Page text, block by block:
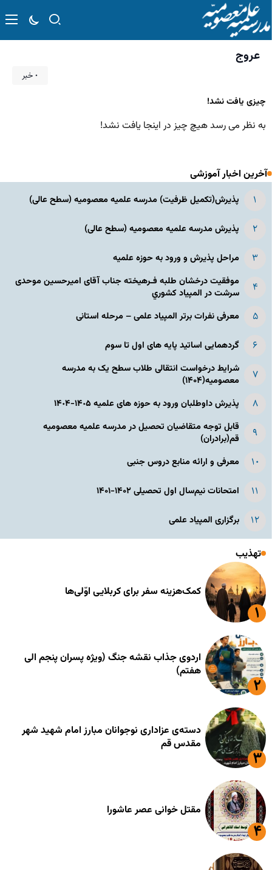
عروج
۰ خبر
چیزی یافت نشد!
به نظر می رسد هیچ چیز در اینجا یافت نشد!
آخرین اخبار آموزشی
پذیرش(تکمیل ظرفیت) مدرسه علمیه معصومیه‌ (سطح عالی)
پذیرش مدرسه علمیه معصومیه‌ (سطح عالی)
مراحل پذیرش و ورود به حوزه علمیه
موفقیت درخشان طلبه فـرهیخته جناب آقای امیرحسین موحدی
سرشت در المپياد كشوري
معرفی نفرات برتر المپیاد علمی – مرحله استانی
گردهمایی اساتید پایه های اول تا سوم
شرایط درخواست انتقالی طلاب سطح یک به مدرسه
معصومیه(۱۴۰۴)
پذیرش داوطلبان ورود به حوزه های علمیه ١۴٠۵-١۴٠۴
قابل توجه متقاضیان تحصیل در مدرسه علمیه معصومیه
قم(برادران)
معرفی و ارائه منابع دروس جنبی
امتحانات نیم‌سال اول تحصیلی ۱۴۰۲-۱۴۰۱
برگزاری المپیاد علمی
تهذیب
کمک‌هزینه سفر برای کربلایی اوّلی‌ها
اردوی جذاب نقشه جنگ (ویژه پسران پنجم الی
هفتم)
دسته‌ی عزاداری نوجوانان مبارز امام شهید شهر
مقدس قم
مقتل خوانی عصر عاشورا